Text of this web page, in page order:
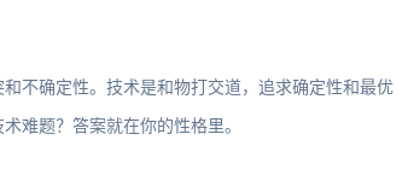
不确定性。技术是和物打交道，追求确定性和最优
难题？答案就在你的性格里。